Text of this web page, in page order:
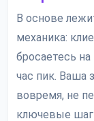
В основе
механика:
бросаетесь
час пик. Ваша
вовремя, не
ключевые